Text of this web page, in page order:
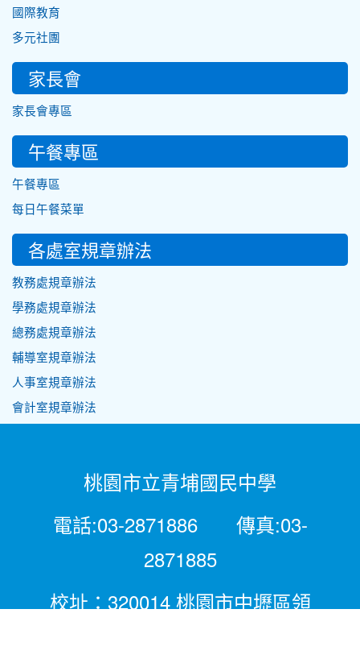
國際教育
多元社團
家長會
家長會專區
午餐專區
午餐專區
每日午餐菜單
各處室規章辦法
教務處規章辦法
學務處規章辦法
總務處規章辦法
輔導室規章辦法
人事室規章辦法
會計室規章辦法
桃園市立青埔國民中學
電話:03-2871886 傳真:03-
2871885
校址：320014 桃園市中壢區領